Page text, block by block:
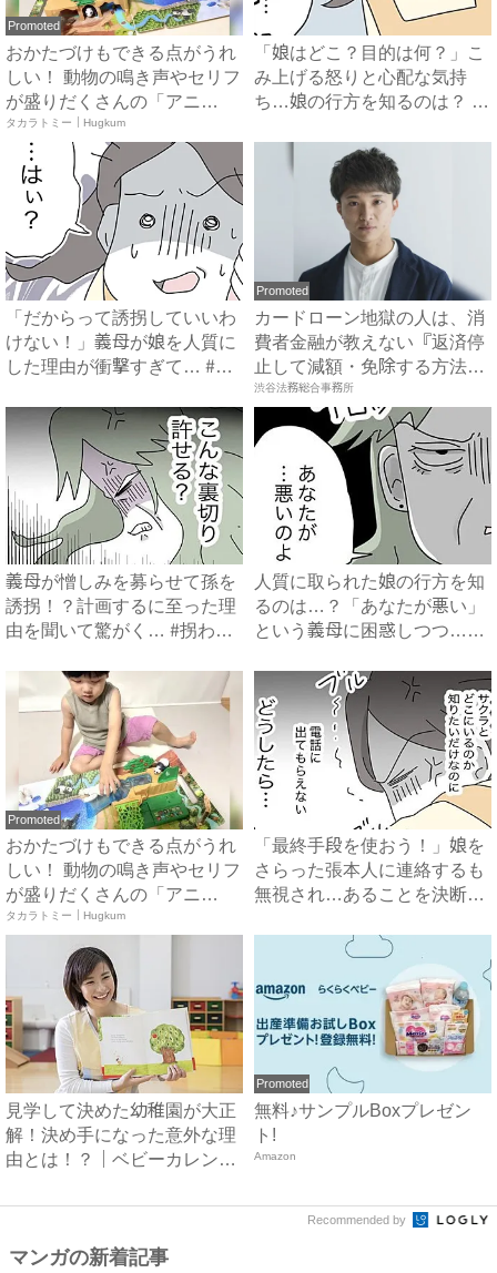
Promoted
おかたづけもできる点がうれ
しい！ 動物の鳴き声やセリフ
が盛りだくさんの「アニ
ア ...
タカラトミー｜Hugkum
「娘はどこ？目的は何？」こ
み上げる怒りと心配な気持
ち…娘の行方を知るのは？ #
「だからって誘拐していいわ
けない！」義母が娘を人質に
した理由が衝撃すぎて… #
Promoted
カードローン地獄の人は、消
費者金融が教えない『返済停
止して減額・免除する方法』
で...
渋谷法務総合事務所
義母が憎しみを募らせて孫を
誘拐！？計画するに至った理
由を聞いて驚がく… #拐わ
人質に取られた娘の行方を知
るのは…？「あなたが悪い」
という義母に困惑しつつ…
Promoted
おかたづけもできる点がうれ
しい！ 動物の鳴き声やセリフ
が盛りだくさんの「アニ
ア ...
タカラトミー｜Hugkum
「最終手段を使おう！」娘を
さらった張本人に連絡するも
無視され…あることを決断！
見学して決めた幼稚園が大正
解！決め手になった意外な理
由とは！？｜ベビーカレンダ
Promoted
無料♪サンプルBoxプレゼン
ト!
Amazon
Recommended by
マンガの新着記事